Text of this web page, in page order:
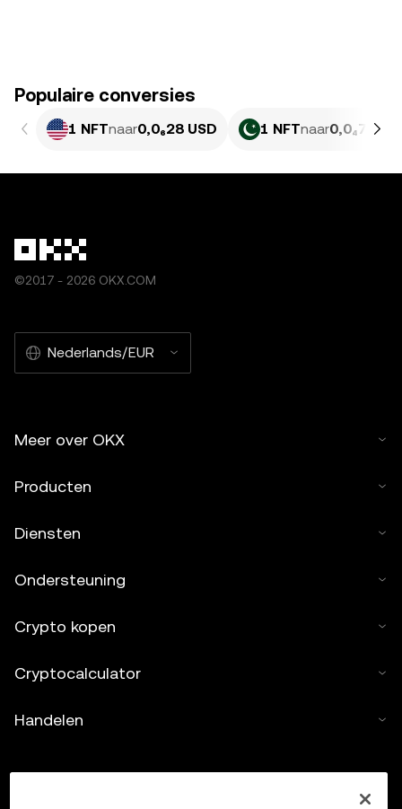
Populaire conversies
1 NFTnaar0,0₆28 USD 1 NFTnaar0,0₄7666
©2017 - 2026 OKX.COM
Nederlands/EUR
Meer over OKX
Producten
Diensten
Ondersteuning
Crypto kopen
Cryptocalculator
Handelen